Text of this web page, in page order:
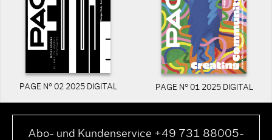
PAGE N° 02 2025 DIGITAL PAGE N° 01 2025 DIGITAL
Abo- und Kundenservice +49 731 88005-